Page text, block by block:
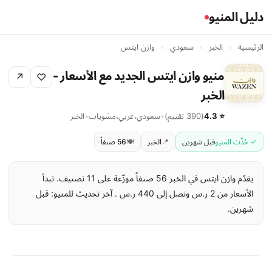
دليل المنيو
الرئيسية › الخبر › سعودي › وازن ايتس
منيو وازن ايتس الجديد مع الأسعار -
الخبر
⭐ 4.3 (390 تقييم) •سعودي،عربي،مشويات•الخبر
♡
↗
✓ حُدِّث المنيوقبل شهرين 📍 الخبر 🍽️56 صنفاً
يقدّم وازن ايتس في الخبر 56 صنفاً موزّعة على 11 تصنيف. تبدأ
الأسعار من 2 ر.س وتصل إلى 440 ر.س . آخر تحديث للمنيو: قبل
شهرين.